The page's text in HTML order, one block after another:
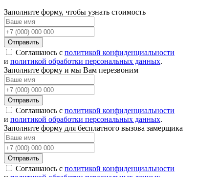
Заполните форму, чтобы узнать стоимость
Отправить
Соглашаюсь с политикой конфиденциальности
и политикой обработки персональных данных.
Заполните форму и мы Вам перезвоним
Отправить
Соглашаюсь с политикой конфиденциальности
и политикой обработки персональных данных.
Заполните форму для бесплатного вызова замерщика
Отправить
Соглашаюсь с политикой конфиденциальности